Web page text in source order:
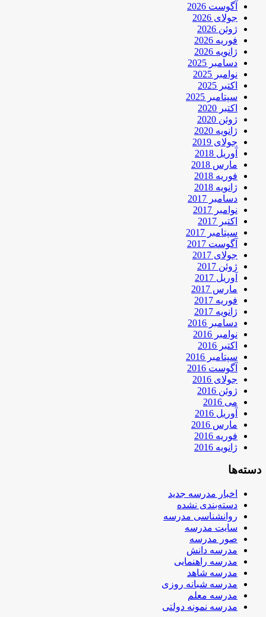
آگوست 2026
جولای 2026
ژوئن 2026
فوریه 2026
ژانویه 2026
دسامبر 2025
نوامبر 2025
اکتبر 2025
سپتامبر 2025
اکتبر 2020
ژوئن 2020
ژانویه 2020
جولای 2019
آوریل 2018
مارس 2018
فوریه 2018
ژانویه 2018
دسامبر 2017
نوامبر 2017
اکتبر 2017
سپتامبر 2017
آگوست 2017
جولای 2017
ژوئن 2017
آوریل 2017
مارس 2017
فوریه 2017
ژانویه 2017
دسامبر 2016
نوامبر 2016
اکتبر 2016
سپتامبر 2016
آگوست 2016
جولای 2016
ژوئن 2016
می 2016
آوریل 2016
مارس 2016
فوریه 2016
ژانویه 2016
دسته‌ها
اخبار مدرسه جدید
دسته‌بندی نشده
روانشناسی مدرسه
سایت مدرسه
صور مدرسه
مدرسه دانش
مدرسه راهنمایی
مدرسه شاهد
مدرسه شبانه روزی
مدرسه معلم
مدرسه نمونه دولتی